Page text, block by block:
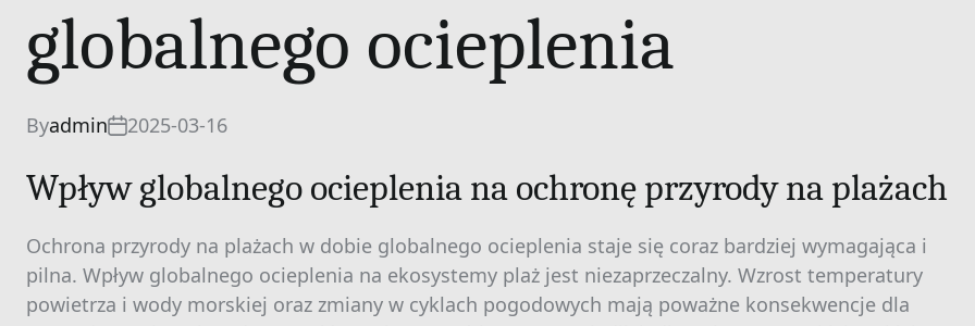
globalnego ocieplenia
Byadmin 2025-03-16
Wpływ globalnego ocieplenia na ochronę przyrody na plażach
Ochrona przyrody na plażach w dobie globalnego ocieplenia staje się coraz bardziej wymagająca i
pilna. Wpływ globalnego ocieplenia na ekosystemy plaż jest niezaprzeczalny. Wzrost temperatury
powietrza i wody morskiej oraz zmiany w cyklach pogodowych mają poważne konsekwencje dla